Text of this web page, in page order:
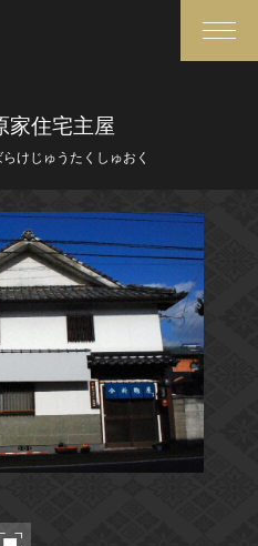
細検索
さらに詳細検索
媒体資料・関連記事等
博物館、美術館の皆さまへ
文化庁よりご挨拶
今月のみどころ
お知らせ一覧
家住宅主屋
けじゅうたくしゅおく